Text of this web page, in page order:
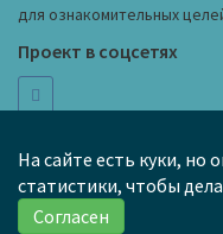
для ознакомительных
Проект в соцсетях
hi@anime-wh.ru
Черный список
На сайте есть куки, но
статистики, чтобы
Согласен